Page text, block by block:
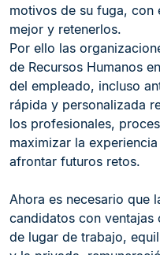
motivos de su fuga,
mejor y retenerlos.
Por ello las
de Recursos Humanos
del empleado, incluso
rápida y personalizada
los profesionales,
maximizar la
afrontar futuros retos.
Ahora es necesario que
candidatos con
de lugar de trabajo,